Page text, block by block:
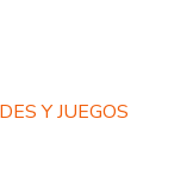
Y JUEGOS